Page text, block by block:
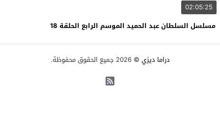
02:05:25
مسلسل السلطان عبد الحميد الموسم الرابع الحلقة 18
دراما ديزي © 2026 جميع الحقوق محفوظة.